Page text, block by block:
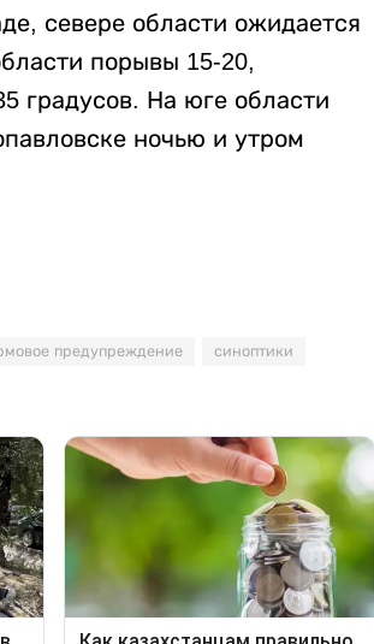
севере области ожидается
порывы 15-20,
градусов. На юге области
ночью и утром
предупреждение синоптики